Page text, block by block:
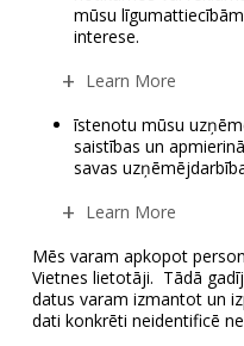
mūsu
interese.
Learn More
īstenotu mūsu
saistības un
savas
Learn More
Mēs varam apkopot
Vietnes lietotāji. Tādā
datus varam izmantot un
dati konkrēti neidentificē